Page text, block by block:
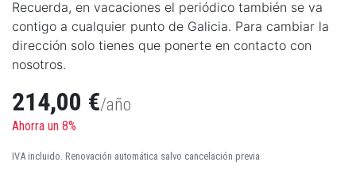
Recuerda, en vacaciones el periódico también se va
contigo a cualquier punto de Galicia. Para cambiar la
dirección solo tienes que ponerte en contacto con
nosotros.
214,00 €/año
Ahorra un 8%
IVA incluido. Renovación automática salvo cancelación previa